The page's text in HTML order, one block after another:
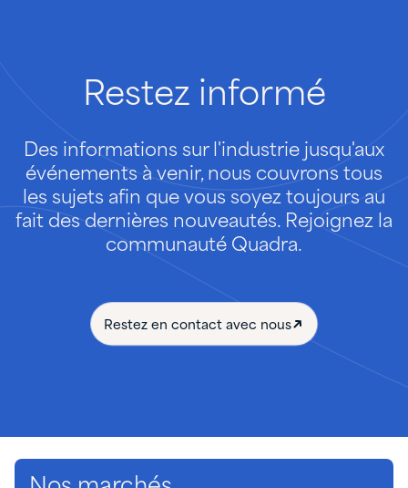
Restez informé
Des informations sur l'industrie jusqu'aux
événements à venir, nous couvrons tous
les sujets afin que vous soyez toujours au
fait des dernières nouveautés. Rejoignez la
communauté Quadra.
Restez en contact avec nous